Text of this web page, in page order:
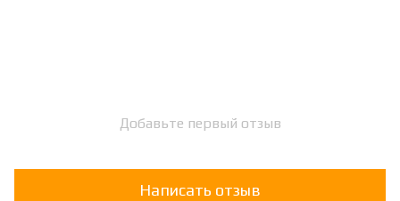
Добавьте первый отзыв
Написать отзыв